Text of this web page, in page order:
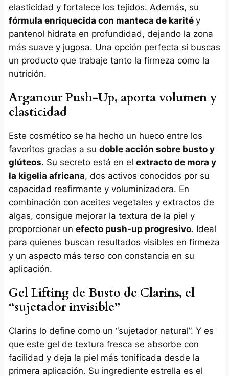
elasticidad y fortalece los tejidos. Además, su
fórmula enriquecida con manteca de karité y
pantenol hidrata en profundidad, dejando la zona
más suave y jugosa. Una opción perfecta si buscas
un producto que trabaje tanto la firmeza como la
nutrición.
Arganour Push-Up, aporta volumen y
elasticidad
Este cosmético se ha hecho un hueco entre los
favoritos gracias a su doble acción sobre busto y
glúteos. Su secreto está en el extracto de mora y
la kigelia africana, dos activos conocidos por su
capacidad reafirmante y voluminizadora. En
combinación con aceites vegetales y extractos de
algas, consigue mejorar la textura de la piel y
proporcionar un efecto push-up progresivo. Ideal
para quienes buscan resultados visibles en firmeza
y un aspecto más terso con constancia en su
aplicación.
Gel Lifting de Busto de Clarins, el
“sujetador invisible”
Clarins lo define como un “sujetador natural”. Y es
que este gel de textura fresca se absorbe con
facilidad y deja la piel más tonificada desde la
primera aplicación. Su ingrediente estrella es el